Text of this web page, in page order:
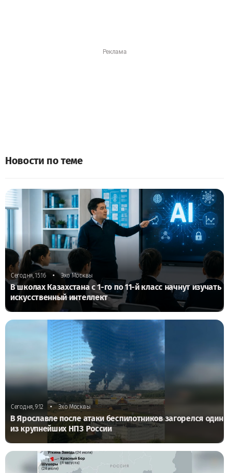
Новости по теме
Сегодня, 15:16 • Эхо Москвы
В школах Казахстана с 1-го по 11-й класс начнут изучать
искусственный интеллект
Сегодня, 9:12 • Эхо Москвы
В Ярославле после атаки беспилотников загорелся один
из крупнейших НПЗ России